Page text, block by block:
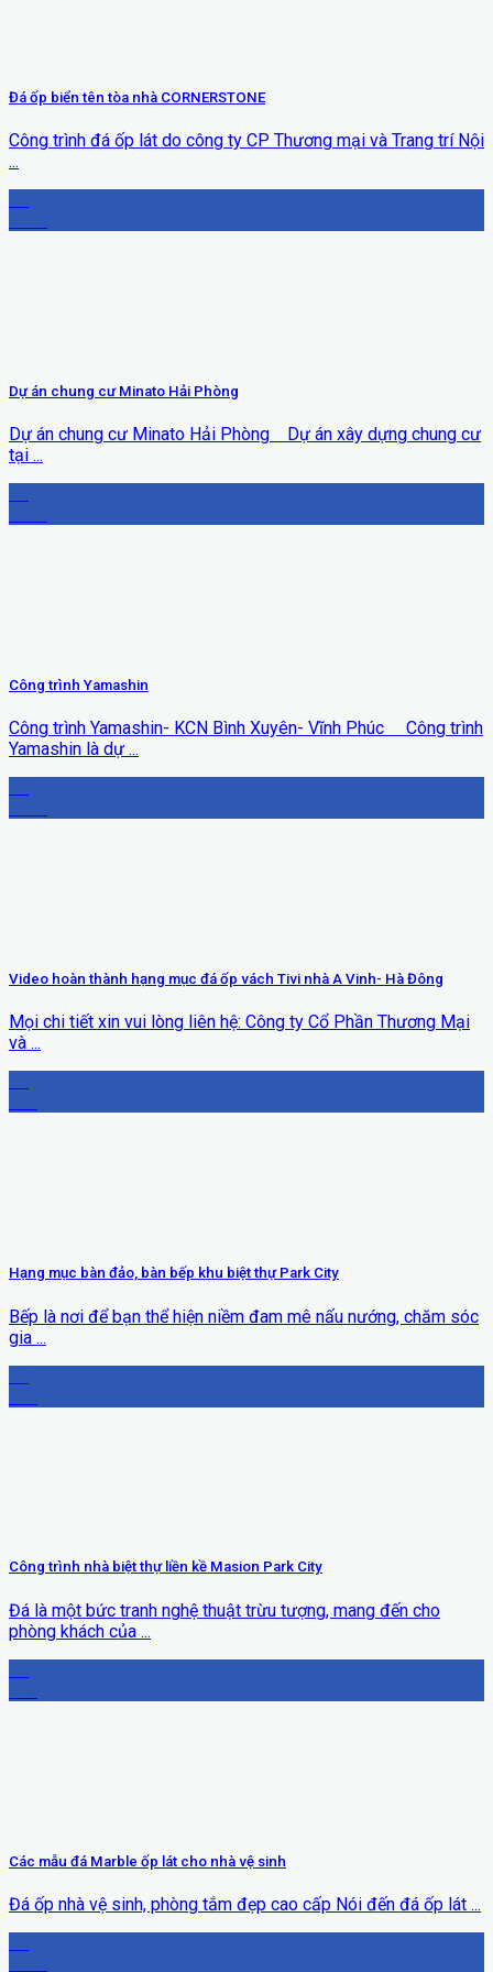
Đá ốp biển tên tòa nhà CORNERSTONE
Công trình đá ốp lát do công ty CP Thương mại và Trang trí Nội
...
Dự án chung cư Minato Hải Phòng
Dự án chung cư Minato Hải Phòng Dự án xây dựng chung cư
tại ...
Công trình Yamashin
Công trình Yamashin- KCN Bình Xuyên- Vĩnh Phúc Công trình
Yamashin là dự ...
Video hoàn thành hạng mục đá ốp vách Tivi nhà A Vinh- Hà Đông
Mọi chi tiết xin vui lòng liên hệ: Công ty Cổ Phần Thương Mại
và ...
Hạng mục bàn đảo, bàn bếp khu biệt thự Park City
Bếp là nơi để bạn thể hiện niềm đam mê nấu nướng, chăm sóc
gia ...
Công trình nhà biệt thự liền kề Masion Park City
Đá là một bức tranh nghệ thuật trừu tượng, mang đến cho
phòng khách của ...
Các mẫu đá Marble ốp lát cho nhà vệ sinh
Đá ốp nhà vệ sinh, phòng tắm đẹp cao cấp Nói đến đá ốp lát ...